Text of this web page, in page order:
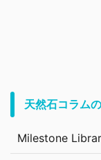
天然石コラム
Milestone